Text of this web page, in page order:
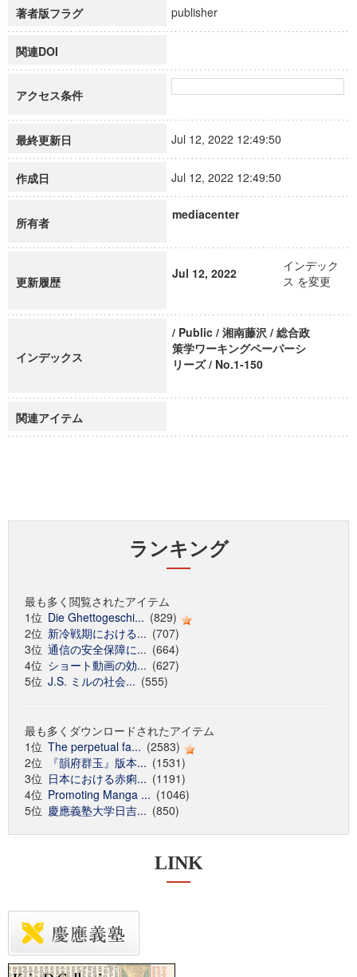
著者版フラグ publisher
関連DOI
アクセス条件
最終更新日 Jul 12, 2022 12:49:50
作成日 Jul 12, 2022 12:49:50
所有者
mediacenter
更新履歴
Jul 12, 2022
インデック
ス を変更
インデックス
/ Public / 湘南藤沢 / 総合政
策学ワーキングペーパーシ
リーズ / No.1-150
関連アイテム
ランキング
最も多く閲覧されたアイテム
1位 Die Ghettogeschi... (829)
2位 新冷戦期における... (707)
3位 通信の安全保障に... (664)
4位 ショート動画の効... (627)
5位 J.S. ミルの社会... (555)
最も多くダウンロードされたアイテム
1位 The perpetual fa... (2583)
2位
『韻府群玉』版本... (1531)
3位 日本における赤痢... (1191)
4位 Promoting Manga ... (1046)
5位 慶應義塾大学日吉... (850)
LINK